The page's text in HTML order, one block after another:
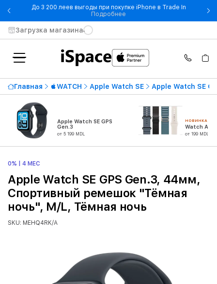
До 3 200 леев выгоды при покупке iPhone в Trade In
Подробнее - До 3 200 леев выгоды при
Загрузка магазина
Главная WATCH Apple Watch SE Apple Watch SE
Apple Watch SE GPS
Gen.3
от 5 199 MDL
НОВИНКА
Watch
от 199 MDL
0% | 4 МЕС
Apple Watch SE GPS Gen.3, 44мм,
Спортивный ремешок "Тёмная
ночь", M/L, Тёмная ночь
SKU: MEHQ4RK/A